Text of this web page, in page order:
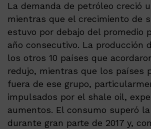
La demanda de petróleo creció
mientras que el crecimiento de
estuvo por debajo del promedio
año consecutivo. La producción
los otros 10 países que
redujo, mientras que los países
fuera de ese grupo,
impulsados por el shale oil,
aumentos. El consumo superó
durante gran parte de 2017 y,